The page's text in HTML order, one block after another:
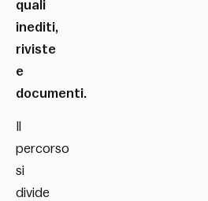
quali
inediti,
riviste
e
documenti.
percorso
si
divide